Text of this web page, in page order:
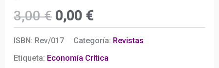
3,00€ El
precio
0,00 €El
precio
ISBN: Rev/017 Categoría: Revistas
Etiqueta: Economía Crítica